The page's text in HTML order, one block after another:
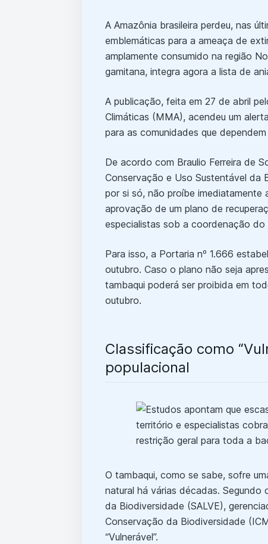
A Amazônia brasileira perdeu, nas
emblemáticas para a ameaça de
amplamente consumido na região
gamitana, integra agora a lista de
A publicação, feita em 27 de abril
Climáticas (MMA), acendeu um
para as comunidades que dependem
De acordo com Braulio Ferreira de
Conservação e Uso Sustentável da
por si só, não proíbe
aprovação de um plano de
especialistas sob a coordenação do
Para isso, a Portaria nº 1.666
outubro. Caso o plano não seja
tambaqui poderá ser proibida em
outubro.
Classificação como
populacional
O tambaqui, como se sabe, sofre
natural há várias décadas.
da Biodiversidade (SALVE),
Conservação da Biodiversidade
“Vulnerável”.